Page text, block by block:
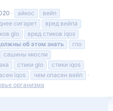
айкос
вейп
сигарет
вред вейпа
glo
вред стиков iqos
об этом знать
гло
сашины мюсли
стики glo
стики iqos
iqos
чем опасен вейп
организма